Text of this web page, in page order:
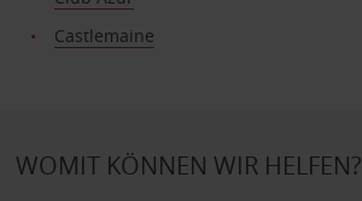
Castlemaine
WOMIT KÖNNEN WIR HELFEN?